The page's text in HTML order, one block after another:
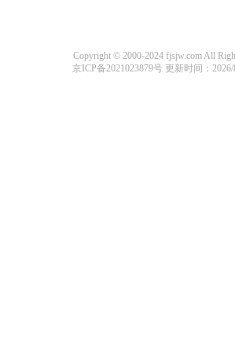
Copyright © 2000-2024 fjsjw.com All
京ICP备2021023879号更新时间：2026/